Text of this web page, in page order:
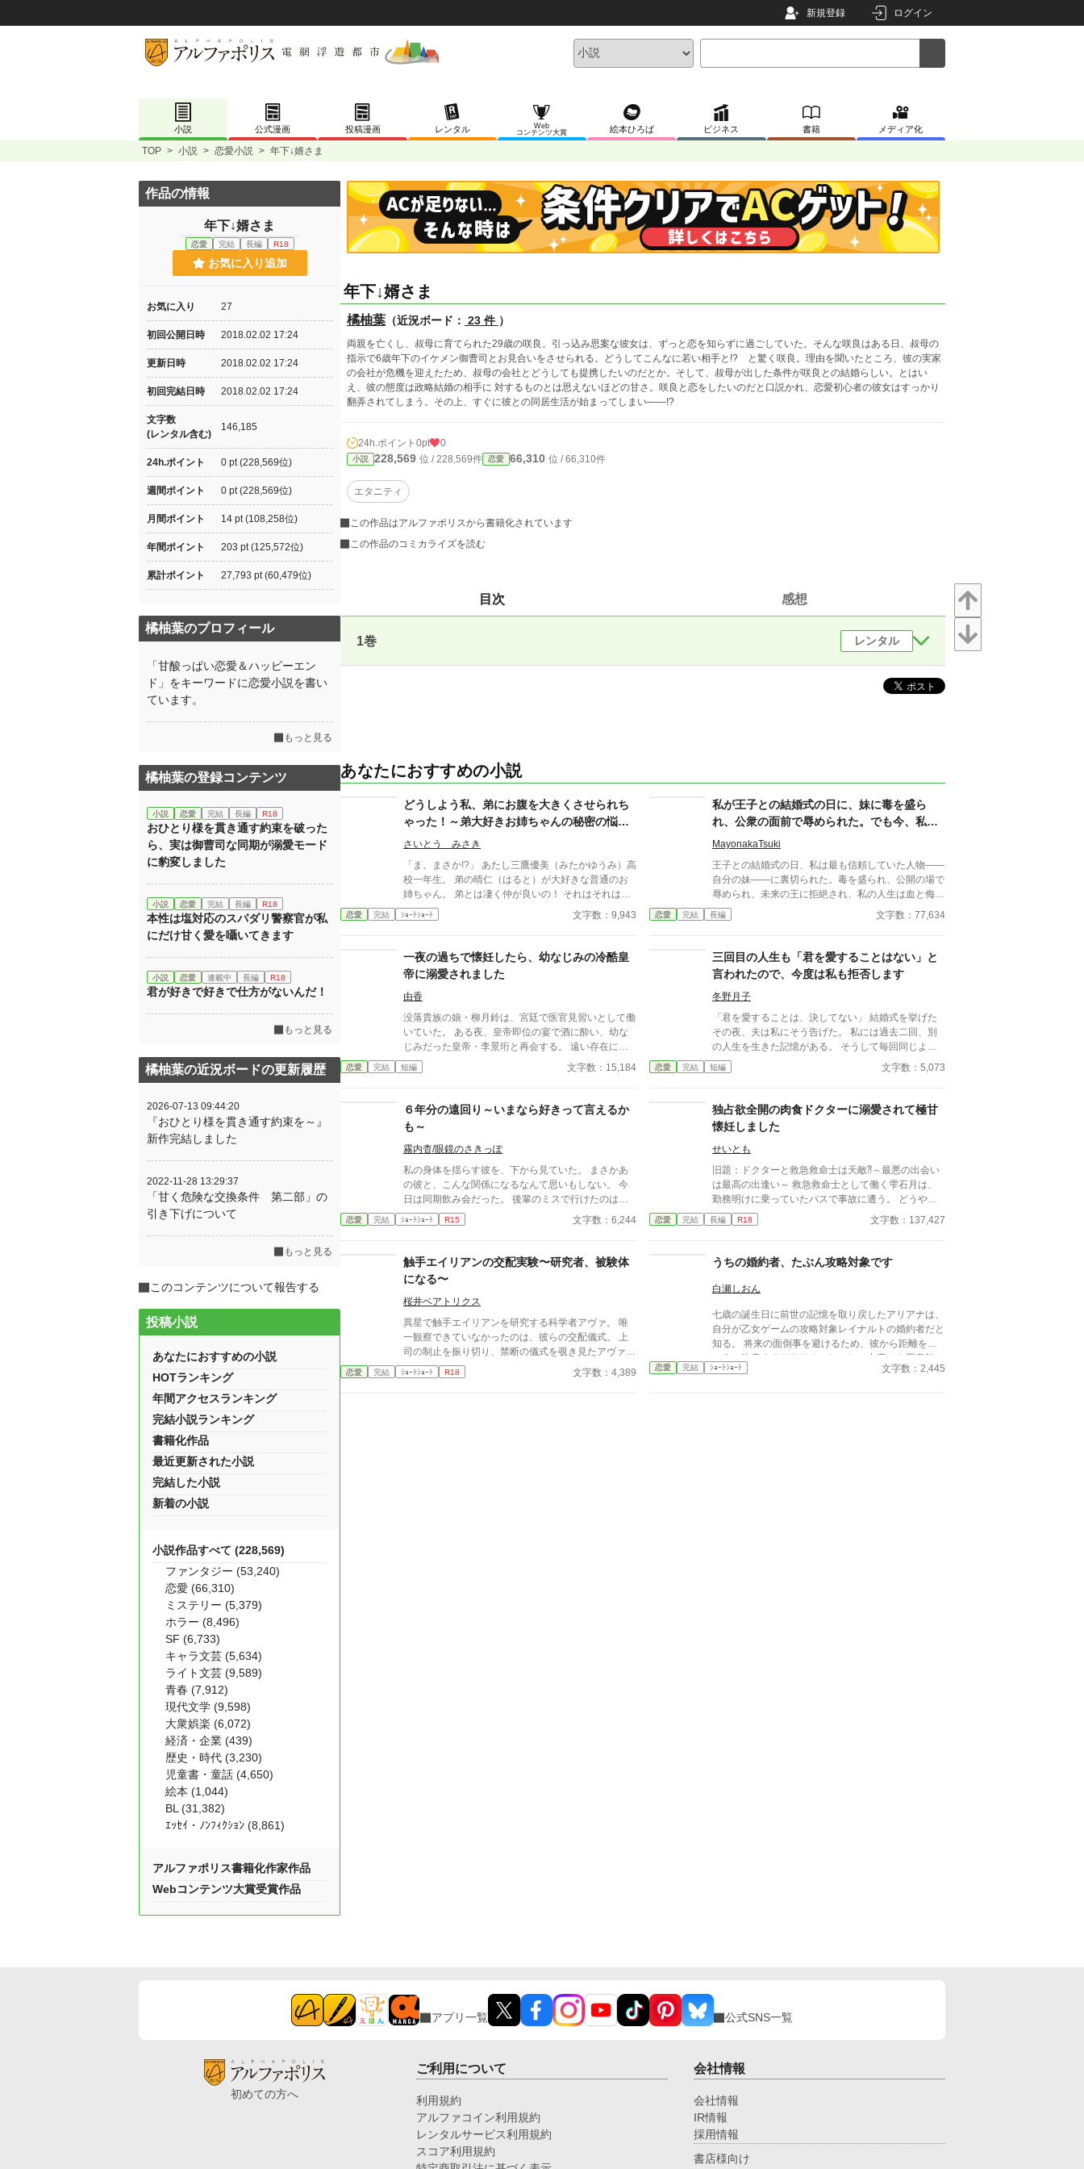
新規登録 ログイン
小説 公式漫画 投稿漫画 レンタル
Web
コンテンツ大賞
絵本ひろば ビジネス 書籍 メディア化
TOP > 小説 > 恋愛小説 > 年下↓婿さま
年下↓婿さま
橘柚葉 （近況ボード： 23 件 ）
両親を亡くし、叔母に育てられた29歳の咲良。引っ込み思案な彼女は、ずっと恋を知らずに過ごしていた。そんな咲良はある日、叔母の
指示で6歳年下のイケメン御曹司とお見合いをさせられる。どうしてこんなに若い相手と!? と驚く咲良。理由を聞いたところ、彼の実家
の会社が危機を迎えたため、叔母の会社とどうしても提携したいのだとか。そして、叔母が出した条件が咲良との結婚らしい。とはい
え、彼の態度は政略結婚の相手に 対するものとは思えないほどの甘さ。咲良と恋をしたいのだと口説かれ、恋愛初心者の彼女はすっかり
翻弄されてしまう。その上、すぐに彼との同居生活が始まってしまい――!?
24h.ポイント 0pt 0
小説 228,569 位 / 228,569件 恋愛 66,310 位 / 66,310件
エタニティ
この作品はアルファポリスから書籍化されています
この作品のコミカライズを読む
目次 感想
1巻 レンタル
あなたにおすすめの小説
どうしよう私、弟にお腹を大きくさせられち
ゃった！～弟大好きお姉ちゃんの秘密の悩み
～
さいとう みさき
「ま、まさか!?」 あたし三鷹優美（みたかゆうみ）高
校一年生。 弟の晴仁（はると）が大好きな普通のお
姉ちゃん。 弟とは凄く仲が良いの！ それはそれはも
のすごく‥‥‥ 「あん、晴仁いきなりそんなのお口
に入らないよぉ～♡」 そんな関係のあたしたち。 で
か来ないのも気にもせずスカートのファスナーを上げ
ると‥‥‥ 「うそっ！ お腹が出て来てる!?」 お姉
ちゃんの秘密の悩みです。
恋愛 完結 ｼｮｰﾄｼｮｰﾄ 文字数：9,943
私が王子との結婚式の日に、妹に毒を盛ら
れ、公衆の面前で辱められた。でも今、私は
時を戻し、運命を変えに来た。
MayonakaTsuki
王子との結婚式の日、私は最も信頼していた人物――
自分の妹――に裏切られた。毒を盛られ、公開の場で
辱められ、未来の王に拒絶され、私の人生は血と侮辱
の中でそこで終わったかのように思えた。しかし、死
が私を迎えたとき、不可能なことが起きた――私は同
そして一撃の記憶をそのまま覚えていた。今、二度目
のチャンスを得た私は、ただ一つの使命を持つ――真
実を突き止め、奪われたものを取り戻し、私を破滅さ
せた者たちにその代償を払わせる。もはや、何も以前
のままではない。何も許されない。
恋愛 完結 長編 文字数：77,634
一夜の過ちで懐妊したら、幼なじみの冷酷皇
帝に溺愛されました
由香
没落貴族の娘・柳月鈴は、宮廷で医官見習いとして働
いていた。 ある夜、皇帝即位の宴で酒に酔い、幼な
じみだった皇帝・李景珩と再会する。 遠い存在にな
ったはずの彼。 けれど、その夜をきっかけに月鈴の
運命は大きく動き出す。 冷酷と恐れられる皇帝が、
恋愛 完結 短編 文字数：15,184
三回目の人生も「君を愛することはない」と
言われたので、今度は私も拒否します
冬野月子
「君を愛することは、決してない」 結婚式を挙げた
その夜、夫は私にそう告げた。 私には過去二回、別
の人生を生きた記憶がある。 そうして毎回同じよう
に言われてきた。 逃げた一回目、我慢した二回目。
いずれも上手くいかなかった。 だから今回は。
恋愛 完結 短編 文字数：5,073
６年分の遠回り～いまなら好きって言えるか
も～
霧内杳/眼鏡のさきっぽ
私の身体を揺らす彼を、下から見ていた。 まさかあ
の彼と、こんな関係になるなんて思いもしない。 今
日は同期飲み会だった。 後輩のミスで行けたのは本
当に最後。 飲み足りないという私に彼は付き合って
くれた。 彼とは入社当時、部署は違ったが同じ仕事
きだったんだと思う。 けれど仕事で負けたくないな
んて私のちっぽけなプライドのせいで、その一線は越
えられなかった。 でも、あれから変わった私な
ら……。 ****** 2021/05/29 公開 ****** 表紙 いも
こは妹pixivID:11163077
恋愛 完結 ｼｮｰﾄｼｮｰﾄ R15 文字数：6,244
独占欲全開の肉食ドクターに溺愛されて極甘
懐妊しました
せいとも
旧題：ドクターと救急救命士は天敵⁈～最悪の出会い
は最高の出逢い～ 救急救命士として働く雫石月は、
勤務明けに乗っていたバスで事故に遭う。 どうや
ら、バスの運転手が体調不良になったようだ。 乗客
にAEDを探してきてもらうように頼み、救助活動をし
スに乗り込んできた。 受け取ろうとすると邪魔だと
言われる。 そして、月のことを『チビ団子』と呼ん
だのだ。 医療従事者と思われるボサボサマスク男は
車に同乗して去ってしまった。 最悪の出会いをし、
二度と会いたくない相手の正体は⁇ 作品はフィクショ
ンです。 本来の仕事内容とは異なる描写があると思
います。
恋愛 完結 長編 R18 文字数：137,427
触手エイリアンの交配実験〜研究者、被験体
になる〜
桜井ベアトリクス
異星で触手エイリアンを研究する科学者アヴァ。 唯
一観察できていなかったのは、彼らの交配儀式。 上
司の制止を振り切り、禁断の儀式を覗き見たアヴァは
―― 交わる触手に、抑えきれない欲望を覚える。
「私も……私も交配したい」 太く長い触手が、体の
恋愛 完結 ｼｮｰﾄｼｮｰﾄ R18 文字数：4,389
うちの婚約者、たぶん攻略対象です
白瀬しおん
七歳の誕生日に前世の記憶を取り戻したアリアナは、
自分が乙女ゲームの攻略対象レイナルトの婚約者だと
知る。 将来の面倒事を避けるため、彼から距離を置
こうと決意するアリアナ。しかし、中庭でも図書館で
も購買でも、なぜか行く先々でレイナルトと遭遇して
恋愛 完結 ｼｮｰﾄｼｮｰﾄ 文字数：2,445
作品の情報
年下↓婿さま
恋愛 完結 長編 R18
お気に入り追加
お気に入り 27
初回公開日時 2018.02.02 17:24
更新日時 2018.02.02 17:24
初回完結日時 2018.02.02 17:24
文字数
(レンタル含む)
146,185
24h.ポイント 0 pt (228,569位)
週間ポイント 0 pt (228,569位)
月間ポイント 14 pt (108,258位)
年間ポイント 203 pt (125,572位)
累計ポイント 27,793 pt (60,479位)
橘柚葉のプロフィール
「甘酸っぱい恋愛＆ハッピーエン
ド」をキーワードに恋愛小説を書い
ています。
もっと見る
橘柚葉の登録コンテンツ
小説 恋愛 完結 長編 R18
おひとり様を貫き通す約束を破った
ら、実は御曹司な同期が溺愛モード
に豹変しました
小説 恋愛 完結 長編 R18
本性は塩対応のスパダリ警察官が私
にだけ甘く愛を囁いてきます
小説 恋愛 連載中 長編 R18
君が好きで好きで仕方がないんだ！
もっと見る
橘柚葉の近況ボードの更新履歴
2026-07-13 09:44:20
『おひとり様を貫き通す約束を～』
新作完結しました
2022-11-28 13:29:37
「甘く危険な交換条件 第二部」の
引き下げについて
もっと見る
このコンテンツについて報告する
投稿小説
あなたにおすすめの小説
HOTランキング
年間アクセスランキング
完結小説ランキング
書籍化作品
最近更新された小説
完結した小説
新着の小説
小説作品すべて (228,569)
ファンタジー (53,240)
恋愛 (66,310)
ミステリー (5,379)
ホラー (8,496)
SF (6,733)
キャラ文芸 (5,634)
ライト文芸 (9,589)
青春 (7,912)
現代文学 (9,598)
大衆娯楽 (6,072)
経済・企業 (439)
歴史・時代 (3,230)
児童書・童話 (4,650)
絵本 (1,044)
BL (31,382)
ｴｯｾｲ・ﾉﾝﾌｨｸｼｮﾝ (8,861)
アルファポリス書籍化作家作品
Webコンテンツ大賞受賞作品
アプリ一覧 公式SNS一覧
初めての方へ
ご利用について
利用規約
アルファコイン利用規約
レンタルサービス利用規約
スコア利用規約
会社情報
会社情報
IR情報
採用情報
書店様向け